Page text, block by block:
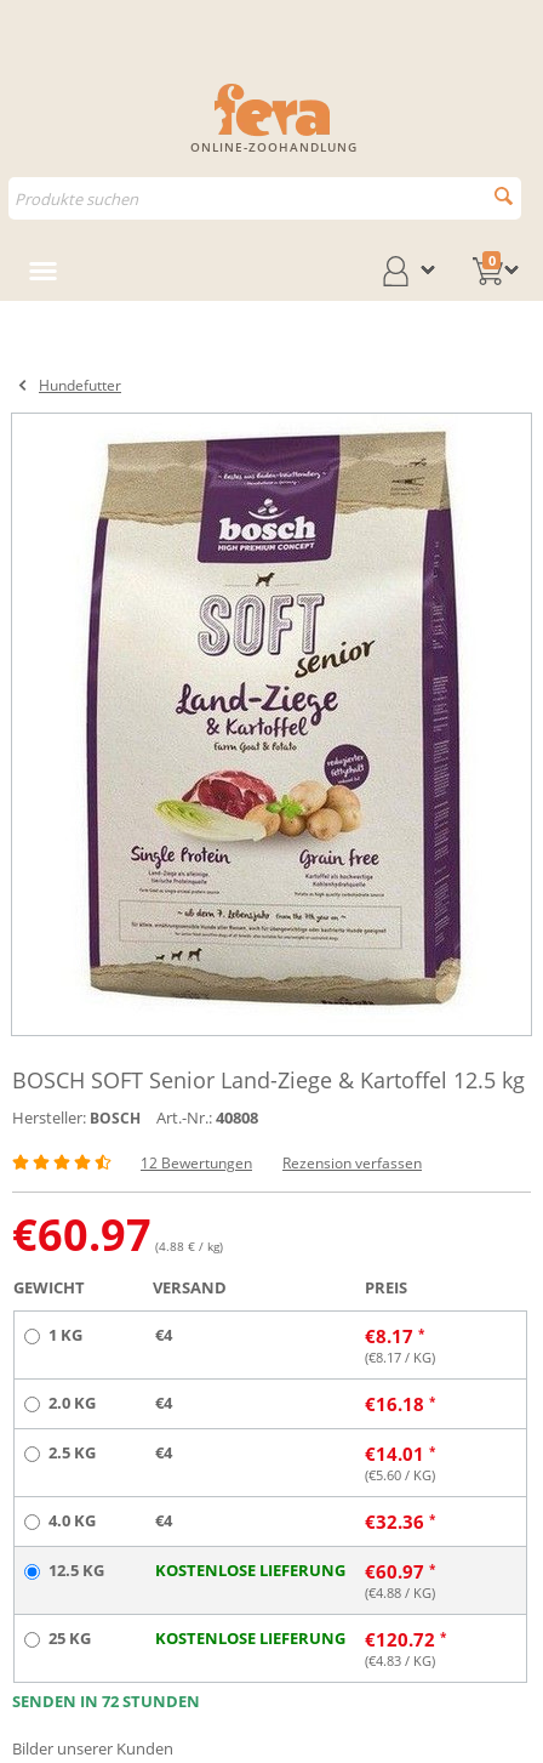
ONLINE-ZOOHANDLUNG
0
Hundefutter
BOSCH SOFT Senior Land-Ziege & Kartoffel 12.5 kg
Hersteller: BOSCH Art.-Nr.:40808
12 Bewertungen Rezension verfassen
€60.97 (4.88 € / kg)
GEWICHT VERSAND PREIS
1 KG €4 €8.17
(€8.17 / KG)
2.0 KG €4 €16.18
2.5 KG €4 €14.01
(€5.60 / KG)
4.0 KG €4 €32.36
12.5 KG KOSTENLOSE LIEFERUNG €60.97
(€4.88 / KG)
25 KG KOSTENLOSE LIEFERUNG €120.72
(€4.83 / KG)
SENDEN IN 72 STUNDEN
Bilder unserer Kunden